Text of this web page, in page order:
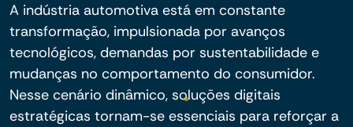
A indústria automotiva está em constante
transformação, impulsionada por avanços
tecnológicos, demandas por sustentabilidade e
mudanças no comportamento do consumidor.
Nesse cenário dinâmico, soluções digitais
estratégicas tornam-se essenciais para reforçar a